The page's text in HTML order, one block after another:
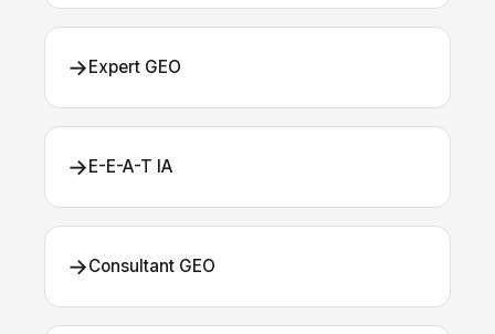
→Expert GEO
→E-E-A-T IA
→Consultant GEO